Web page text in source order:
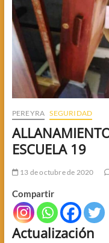
PEREYRA SEGURIDAD
ESCUELA 19
13 de octubre de 2020
Compartir
Actualización